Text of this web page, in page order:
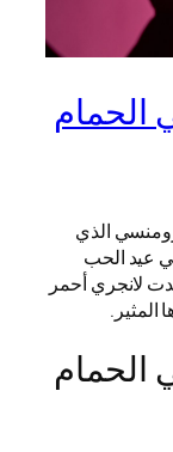
الحمام
الذي
عيد الحب
لانجري أحمر
الحمام